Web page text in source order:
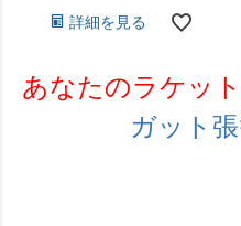
詳細を見る
あなたのラケ
ガット